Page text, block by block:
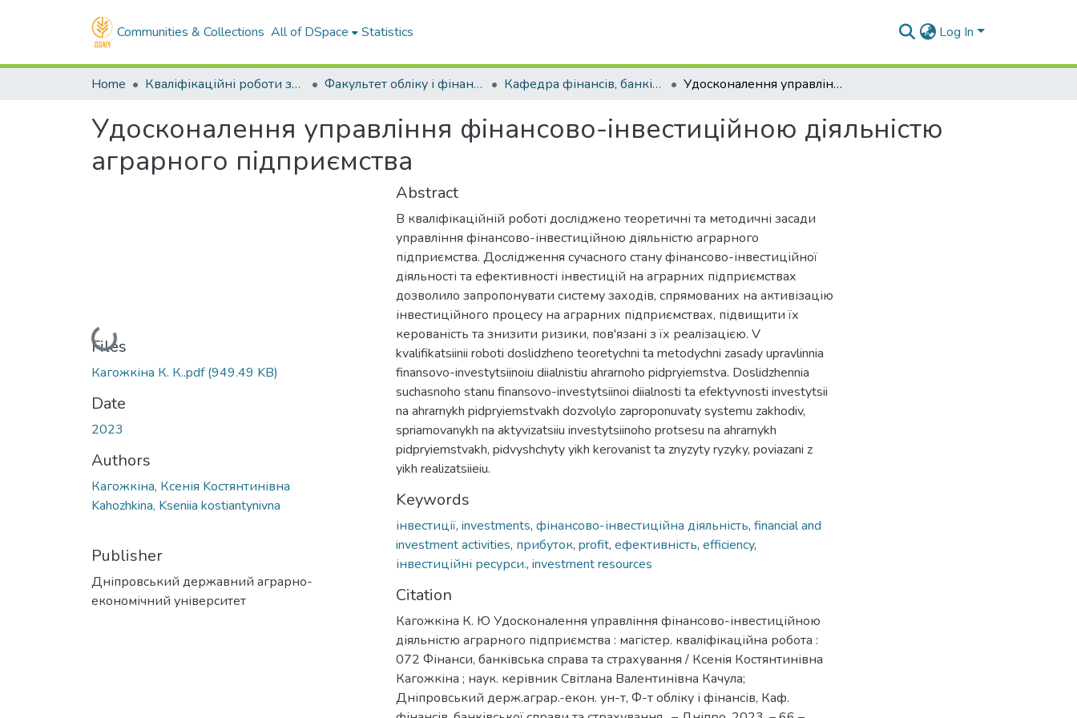
Communities & Collections All of DSpace Statistics Log In
Home Кваліфікаційні роботи здобувачів вищої освіти Факультет обліку і фінансів Кафедра фінансів, банківської справи та страхування . Магістри Удосконалення управління фінансово-інвестиційною діяльністю аграрного підприємства
Удосконалення управління фінансово-інвестиційною діяльністю
аграрного підприємства
Loading...
Files
Кагожкіна К. К..pdf(949.49 KB)
Date
2023
Authors
Кагожкіна, Ксенія Kостянтинівна
Kahozhkina, Kseniia kostiantynivna
Publisher
Дніпровський державний аграрно-
економічний університет
Abstract
В кваліфікаційній роботі досліджено теоретичні та методичні засади
управління фінансово-інвестиційною діяльністю аграрного
підприємства. Дослідження сучасного стану фінансово-інвестиційної
діяльності та ефективності інвестицій на аграрних підприємствах
дозволило запропонувати систему заходів, спрямованих на активізацію
інвестиційного процесу на аграрних підприємствах, підвищити їх
керованість та знизити ризики, пов'язані з їх реалізацією. V
kvalifikatsiinii roboti doslidzheno teoretychni ta metodychni zasady upravlinnia
finansovo-investytsiinoiu diialnistiu ahrarnoho pidpryiemstva. Doslidzhennia
suchasnoho stanu finansovo-investytsiinoi diialnosti ta efektyvnosti investytsii
na ahrarnykh pidpryiemstvakh dozvolylo zaproponuvaty systemu zakhodiv,
spriamovanykh na aktyvizatsiiu investytsiinoho protsesu na ahrarnykh
pidpryiemstvakh, pidvyshchyty yikh kerovanist ta znyzyty ryzyky, poviazani z
yikh realizatsiieiu.
Keywords
інвестиції, investments, фінансово-інвестиційна діяльність, financial and
investment activities, прибуток, profit, ефективність, efficiency,
інвестиційні ресурси., investment resources
Citation
Кагожкіна К. Ю Удосконалення управління фінансово-інвестиційною
діяльністю аграрного підприємства : магістер. кваліфікаційна робота :
072 Фінанси, банківська справа та страхування / Ксенія Костянтинівна
Кагожкіна ; наук. керівник Світлана Валентинівна Качула;
Дніпровський держ.аграр.-екон. ун-т, Ф-т обліку і фінансів, Каф.